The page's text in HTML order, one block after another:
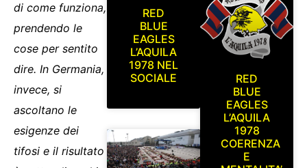
di come funziona,
prendendo le
cose per sentito
dire. In Germania,
invece, si
ascoltano le
esigenze dei
tifosi e il risultato
RED
BLUE
EAGLES
L’AQUILA
1978 NEL
SOCIALE
RED
BLUE
EAGLES
L’AQUILA
1978
COERENZA
E